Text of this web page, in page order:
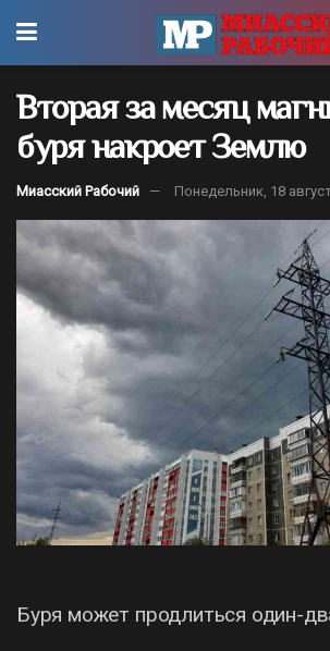
Вторая за месяц
буря накроет Землю
Миасский Рабочий Понедельник, 18
Буря может продлиться один-